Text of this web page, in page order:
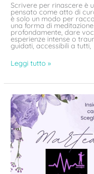
Scrivere per rinascere è
pensato come atto di
è solo un modo per
una forma di
profondamente, dare
esperienze intense o
guidati, accessibili a tutti,
Leggi tutto »
Street
Family
e
Ioscelgome
–
Gruppi
d’ascolto